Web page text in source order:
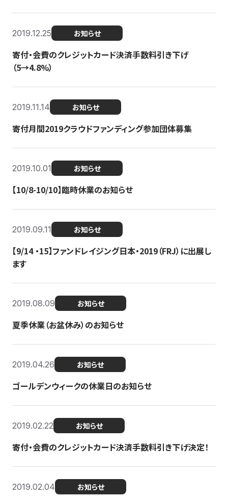
2019.12.25 お知らせ
寄付・会費のクレジットカード決済手数料引き下げ
（5→4.8%）
2019.11.14 お知らせ
寄付月間2019クラウドファンディング参加団体募集
2019.10.01 お知らせ
【10/8-10/10】臨時休業のお知らせ
2019.09.11 お知らせ
【9/14 ・15】ファンドレイジング日本・2019（FRJ）に出展し
ます
2019.08.09 お知らせ
夏季休業（お盆休み）のお知らせ
2019.04.26 お知らせ
ゴールデンウィークの休業日のお知らせ
2019.02.22 お知らせ
寄付・会費のクレジットカード決済手数料引き下げ決定！
2019.02.04 お知らせ